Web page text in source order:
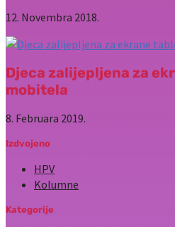
12. Novembra 2018.
Djeca zalijepljena za
mobitela
8. Februara 2019.
Izdvojeno
HPV
Kolumne
Kategorije